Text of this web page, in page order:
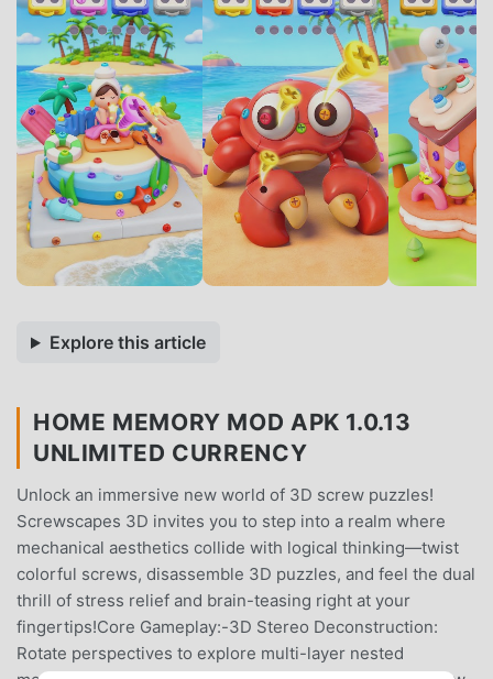
Explore this article
HOME MEMORY MOD APK 1.0.13
UNLIMITED CURRENCY
Unlock an immersive new world of 3D screw puzzles!
Screwscapes 3D invites you to step into a realm where
mechanical aesthetics collide with logical thinking—twist
colorful screws, disassemble 3D puzzles, and feel the dual
thrill of stress relief and brain-teasing right at your
fingertips!Core Gameplay:-3D Stereo Deconstruction:
Rotate perspectives to explore multi-layer nested